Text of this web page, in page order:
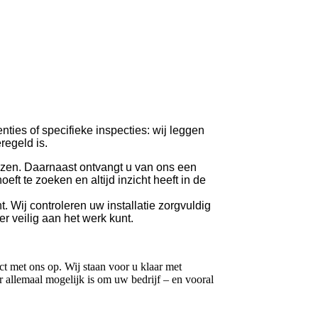
of specifieke inspecties: wij leggen
is.
Daarnaast ontvangt u van ons een
te zoeken en altijd inzicht heeft in de
Wij controleren uw installatie zorgvuldig
veilig aan het werk kunt.
met ons op. Wij staan voor u klaar met
allemaal mogelijk is om uw bedrijf – en vooral